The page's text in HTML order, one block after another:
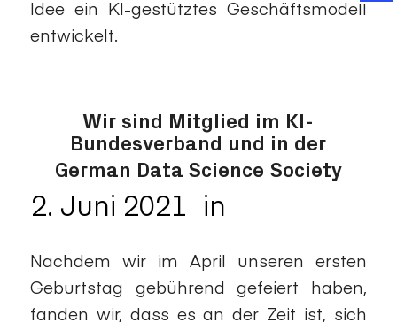
Idee ein KI-gestütztes Geschäftsmodell
entwickelt.
Wir sind Mitglied im KI-
Bundesverband und in der
German Data Science Society
2. Juni 2021 in
Nachdem wir im April unseren ersten
Geburtstag gebührend gefeiert haben,
fanden wir, dass es an der Zeit ist, sich